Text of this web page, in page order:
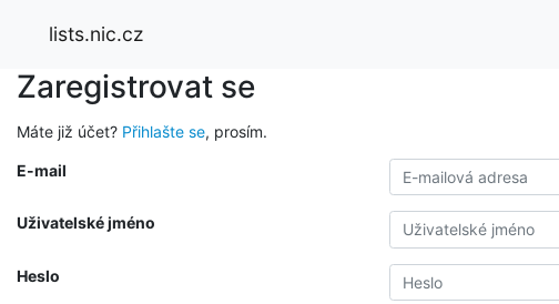
lists.nic.cz
Zaregistrovat se
Máte již účet? Přihlašte se, prosím.
E-mail
Uživatelské jméno
Heslo